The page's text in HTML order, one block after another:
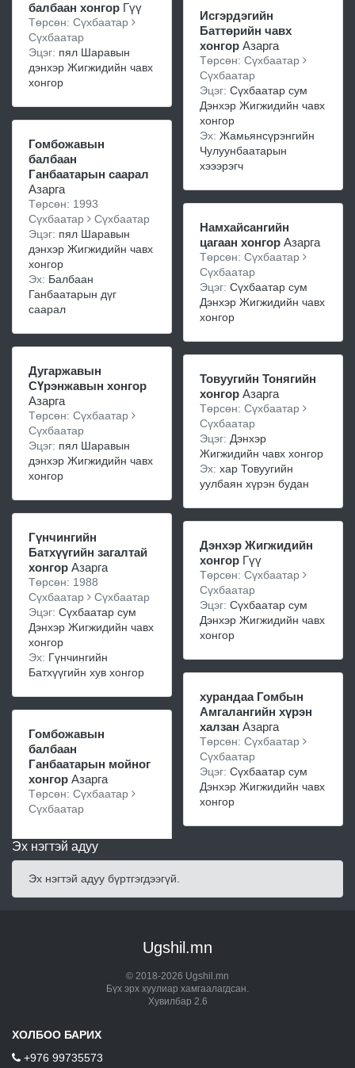
балбаан хонгор Гүү
Төрсөн: Сүхбаатар
Сүхбаатар
Эцэг: пял Шаравын
дэнхэр Жигжидийн чавх
хонгор
Гомбожавын
балбаан
Ганбаатарын саарал
Азарга
Төрсөн: 1993
Сүхбаатар
Сүхбаатар
Эцэг: пял Шаравын
дэнхэр Жигжидийн чавх
хонгор
Эх: Балбаан
Ганбаатарын дүг
саарал
Дугаржавын
СҮрэнжавын хонгор
Азарга
Төрсөн: Сүхбаатар
Сүхбаатар
Эцэг: пял Шаравын
дэнхэр Жигжидийн чавх
хонгор
Гүнчингийн
Батхүүгийн загалтай
хонгор Азарга
Төрсөн: 1988
Сүхбаатар
Сүхбаатар
Эцэг: Сүхбаатар сум
Дэнхэр Жигжидийн чавх
хонгор
Эх: Гүнчингийн
Батхүүгийн хув хонгор
Гомбожавын
балбаан
Ганбаатарын мойног
хонгор Азарга
Төрсөн: Сүхбаатар
Сүхбаатар
Исгэрдэгийн
Баттөрийн чавх
хонгор Азарга
Төрсөн: Сүхбаатар
Сүхбаатар
Эцэг: Сүхбаатар сум
Дэнхэр Жигжидийн чавх
хонгор
Эх: Жамьянсүрэнгийн
Чулуунбаатарын
хэээрэгч
Намхайсангийн
цагаан хонгор Азарга
Төрсөн: Сүхбаатар
Сүхбаатар
Эцэг: Сүхбаатар сум
Дэнхэр Жигжидийн чавх
хонгор
Товуугийн Тонягийн
хонгор Азарга
Төрсөн: Сүхбаатар
Сүхбаатар
Эцэг: Дэнхэр
Жигжидийн чавх хонгор
Эх: хар Товуугийн
уулбаян хүрэн будан
Дэнхэр Жигжидийн
хонгор Гүү
Төрсөн: Сүхбаатар
Сүхбаатар
Эцэг: Сүхбаатар сум
Дэнхэр Жигжидийн чавх
хонгор
хурандаа Гомбын
Амгалангийн хүрэн
халзан Азарга
Төрсөн: Сүхбаатар
Сүхбаатар
Эцэг: Сүхбаатар сум
Дэнхэр Жигжидийн чавх
хонгор
Эх нэгтэй адуу
Эх нэгтэй адуу бүртгэгдээгүй.
Ugshil.mn
© 2018-2026 Ugshil.mn
Бүх эрх хуулиар хамгаалагдсан.
Хувилбар 2.6
ХОЛБОО БАРИХ
+976 99735573